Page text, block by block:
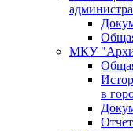
МКУ
в